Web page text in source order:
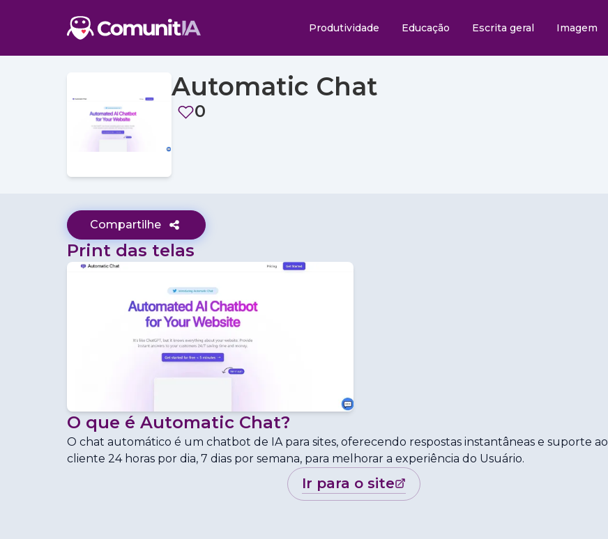
Produtividade Educação Escrita geral Imagem
Automatic Chat
0
Compartilhe
Print das telas
O que é Automatic Chat?
O chat automático é um chatbot de IA para sites, oferecendo respostas instantâneas e suporte ao
cliente 24 horas por dia, 7 dias por semana, para melhorar a experiência do Usuário.
ir para o site